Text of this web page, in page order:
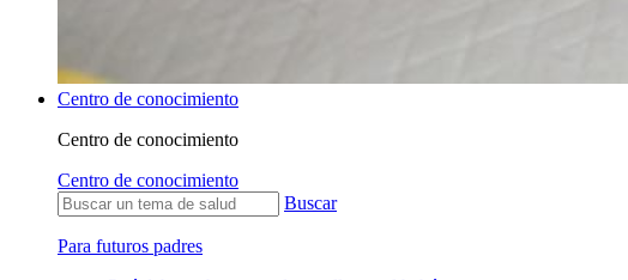
Centro de conocimiento
Centro de conocimiento
Centro de conocimiento
Buscar
Para futuros padres